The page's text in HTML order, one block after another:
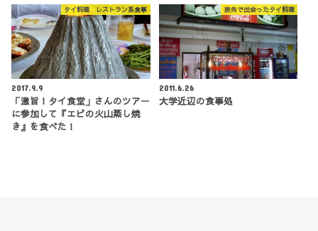
タイ料理 レストラン系食事
2017.9.9
「激旨！タイ食堂」さんのツアー
に参加して『エビの火山蒸し焼
き』を食べた！
旅先で出会ったタイ料理
2011.6.26
大学近辺の食事処